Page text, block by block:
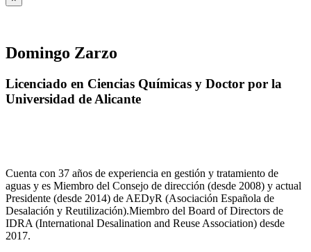
Domingo Zarzo
Licenciado en Ciencias Químicas y Doctor por la
Universidad de Alicante
Cuenta con 37 años de experiencia en gestión y tratamiento de
aguas y es Miembro del Consejo de dirección (desde 2008) y actual
Presidente (desde 2014) de AEDyR (Asociación Española de
Desalación y Reutilización).Miembro del Board of Directors de
IDRA (International Desalination and Reuse Association) desde
2017.